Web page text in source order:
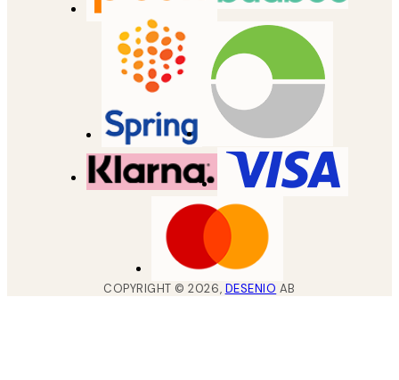
COPYRIGHT ©2026, DESENIO AB